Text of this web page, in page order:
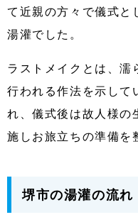
て近親の方々で儀式と
湯灌でした。
ラストメイクとは、濡
行われる作法を示して
れ、儀式後は故人様の
施しお旅立ちの準備を
堺市の湯灌の流れ